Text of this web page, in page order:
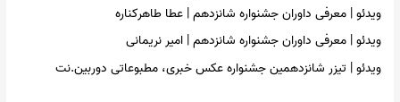
ویدئو | معرفی داوران جشنواره شانزدهم | عطا طاهرکناره
ویدئو | معرفی داوران جشنواره شانزدهم | امیر نریمانی
ویدئو | تیزر شانزدهمین جشنواره عکس خبری، مطبوعاتی دوربین.نت